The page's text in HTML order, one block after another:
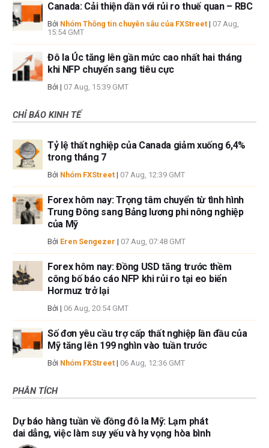
Canada: Cải thiện dần với rủi ro thuế quan – RBC
Bởi Nhóm Thông tin chuyên sâu của FXStreet | 07 Aug,
15:54 GMT
Đô la Úc tăng lên gần mức cao nhất hai tháng
khi NFP chuyển sang tiêu cực
Bởi | 07 Aug, 15:39 GMT
CHỈ BÁO KINH TẾ
Tỷ lệ thất nghiệp của Canada giảm xuống 6,4%
trong tháng 7
Bởi Nhóm FXStreet | 07 Aug, 12:39 GMT
Forex hôm nay: Trọng tâm chuyển từ tình hình
Trung Đông sang Bảng lương phi nông nghiệp
của Mỹ
Bởi Eren Sengezer | 07 Aug, 07:48 GMT
Forex hôm nay: Đồng USD tăng trước thềm
công bố báo cáo NFP khi rủi ro tại eo biển
Hormuz trở lại
Bởi | 06 Aug, 20:54 GMT
Số đơn yêu cầu trợ cấp thất nghiệp lần đầu của
Mỹ tăng lên 199 nghìn vào tuần trước
Bởi Nhóm FXStreet | 06 Aug, 12:36 GMT
PHÂN TÍCH
Dự báo hàng tuần về đồng đô la Mỹ: Lạm phát
dai dẳng, việc làm suy yếu và hy vọng hòa bình